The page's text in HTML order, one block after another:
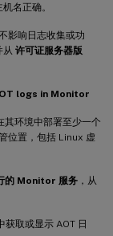
机名正确。
影响日志收集或功
许可证服务器版
logs in Monitor
其环境中部署至少一个
位置，包括 Linux 虚
的 Monitor 服务 ，从
取或显示 AOT 日